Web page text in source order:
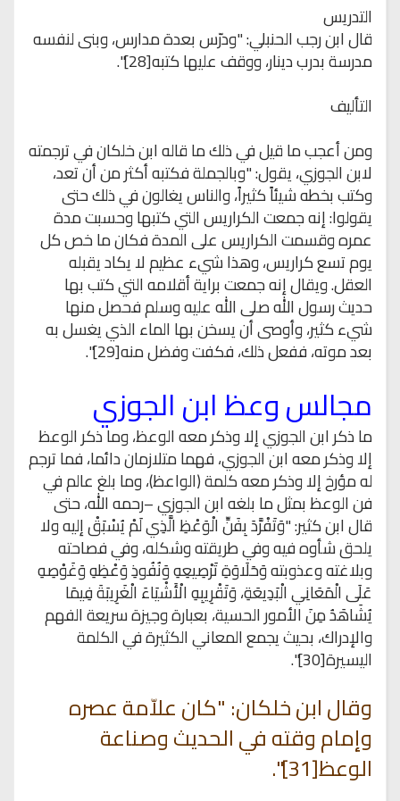
التدريس
قال ابن رجب الحنبلي: "ودرّس بعدة مدارس، وبنى لنفسه
مدرسة بدرب دينار، ووقف عليها كتبه[28]".
التأليف
ومن أعجب ما قيل في ذلك ما قاله ابن خلكان في ترجمته
لابن الجوزي، يقول: "وبالجملة فكتبه أكثر من أن تعد،
وكتب بخطه شيئاً كثيراً، والناس يغالون في ذلك حتى
يقولوا: إنه جمعت الكراريس التي كتبها وحسبت مدة
عمره وقسمت الكراريس على المدة فكان ما خص كل
يوم تسع كراريس، وهذا شيء عظيم لا يكاد يقبله
العقل. ويقال إنه جمعت براية أقلامه التي كتب بها
حديث رسول الله صلى الله عليه وسلم فحصل منها
شيء كثير، وأوصى أن يسخن بها الماء الذي يغسل به
بعد موته، ففعل ذلك، فكفت وفضل منه[29]".
مجالس وعظ ابن الجوزي
ما ذكر ابن الجوزي إلا وذكر معه الوعظ، وما ذكر الوعظ
إلا وذكر معه ابن الجوزي، فهما متلازمان دائما، فما ترجم
له مؤرخ إلا وذكر معه كلمة (الواعظ)، وما بلغ عالم في
فن الوعظ بمثل ما بلغه ابن الجوزي –رحمه الله، حتى
قال ابن كثير: "وَتَفْرَّدَ بِفَنِّ الْوَعْظِ الَّذِي لَمْ يُسْبَقْ إليه ولا
يلحق شأوه فيه وفي طريقته وشكله، وفي فصاحته
وبلاغته وعذوبته وَحَلَاوَةِ تَرْصِيعِهِ وَنُفُوذِ وَعْظِهِ وَغَوْصِهِ
عَلَى الْمَعَانِي الْبَدِيعَةِ، وَتَقْرِيبِهِ الْأَشْيَاءَ الْغَرِيبَةَ فِيمَا
يُشَاهَدُ مِنَ الأمور الحسية، بعبارة وجيزة سريعة الفهم
والإدراك، بحيث يجمع المعاني الكثيرة في الكلمة
اليسيرة[30]".
وقال ابن خلكان: "كان علاّمة عصره
وإمام وقته في الحديث وصناعة
الوعظ[31]".